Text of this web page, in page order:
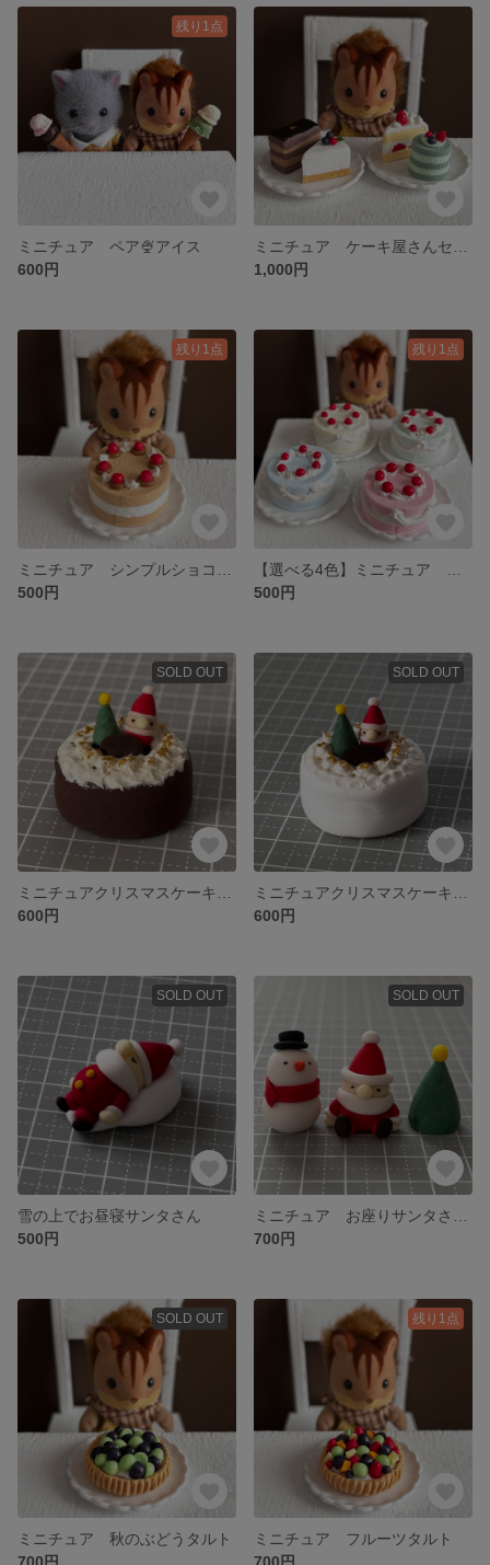
残り1点
ミニチュア ペア🍨アイス
600円
1,000円
残り1点
500円
残り1点
500円
SOLD OUT
600円
SOLD OUT
600円
SOLD OUT
雪の上でお昼寝サンタさん
500円
SOLD OUT
700円
SOLD OUT
ミニチュア 秋のぶどうタルト
700円
残り1点
ミニチュア フルーツタルト
700円